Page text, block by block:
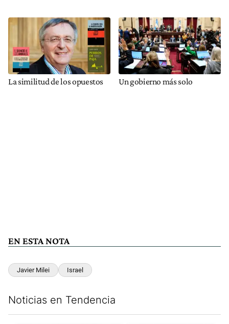
La similitud de los opuestos Un gobierno más solo
EN ESTA NOTA
Javier Milei Israel
Noticias en Tendencia